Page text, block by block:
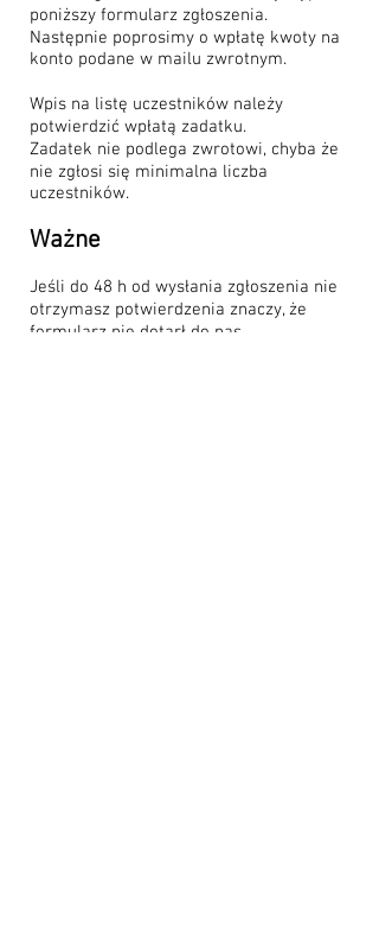
poniższy formularz zgłoszenia.
Następnie poprosimy o wpłatę kwoty na
konto podane w mailu zwrotnym.
Wpis na listę uczestników należy
potwierdzić wpłatą zadatku.
Zadatek nie podlega zwrotowi, chyba że
nie zgłosi się minimalna liczba
uczestników.
Ważne
Jeśli do 48 h od wysłania zgłoszenia nie
otrzymasz potwierdzenia znaczy, że
formularz nie dotarł do nas.